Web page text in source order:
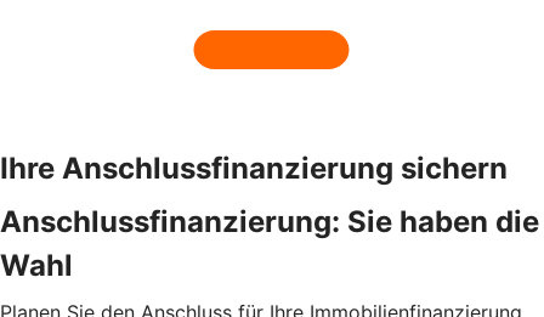
Ihre Anschlussfinanzierung sichern
Anschlussfinanzierung: Sie haben die
Wahl
Planen Sie den Anschluss für Ihre Immobilienfinanzierung